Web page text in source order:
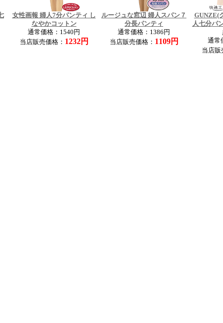
女性画報 婦人7分パンティ し
なやかコットン
通常価格：1540円
当店販売価格： 1232円
ルージュな窓辺 婦人スパン７
分長パンティ
通常価格：1386円
当店販売価格： 1109円
GUNZE(
人七分パ
通常
当店販